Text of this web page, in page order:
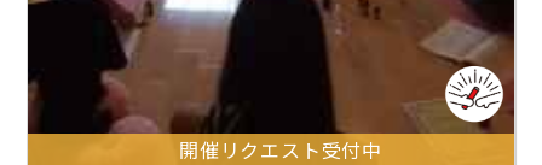
開催リクエスト受付中